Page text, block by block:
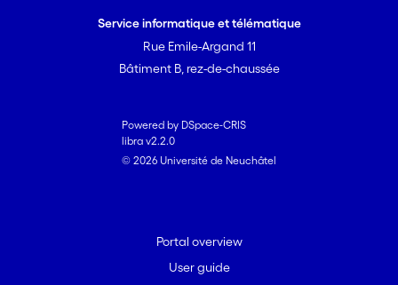
Service informatique et télématique
Rue Emile-Argand 11
Bâtiment B, rez-de-chaussée
Powered by DSpace-CRIS
libra v2.2.0
© 2026 Université de Neuchâtel
Portal overview
User guide